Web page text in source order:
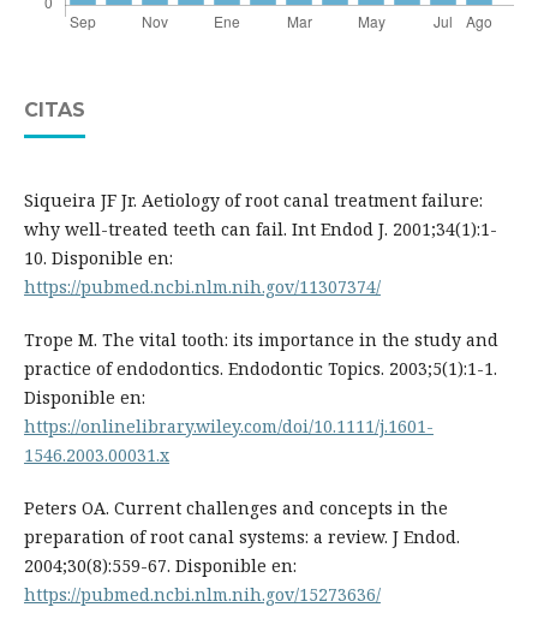
CITAS
Siqueira JF Jr. Aetiology of root canal treatment failure:
why well-treated teeth can fail. Int Endod J. 2001;34(1):1-
10. Disponible en:
https://pubmed.ncbi.nlm.nih.gov/11307374/
Trope M. The vital tooth: its importance in the study and
practice of endodontics. Endodontic Topics. 2003;5(1):1-1.
Disponible en:
https://onlinelibrary.wiley.com/doi/10.1111/j.1601-
1546.2003.00031.x
Peters OA. Current challenges and concepts in the
preparation of root canal systems: a review. J Endod.
2004;30(8):559-67. Disponible en:
https://pubmed.ncbi.nlm.nih.gov/15273636/